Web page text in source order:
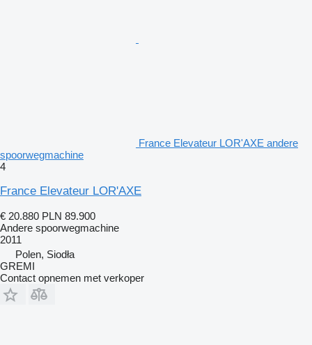
France Elevateur LOR'AXE andere
spoorwegmachine
4
France Elevateur LOR'AXE
€ 20.880 PLN 89.900
Andere spoorwegmachine
2011
Polen, Siodła
GREMI
Contact opnemen met verkoper